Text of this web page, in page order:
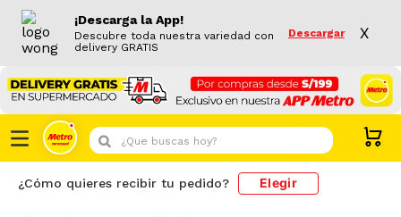
¡Descarga la App!
Descubre toda nuestra variedad con
delivery GRATIS
Descargar X
¿Que buscas hoy?
¿Cómo quieres recibir tu pedido? Elegir